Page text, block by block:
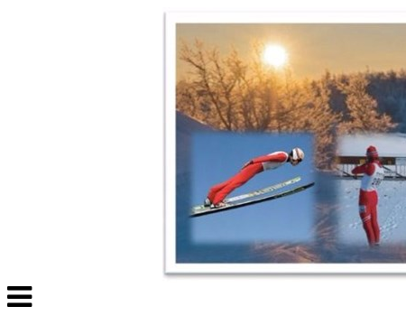
Veksle
navigasjon